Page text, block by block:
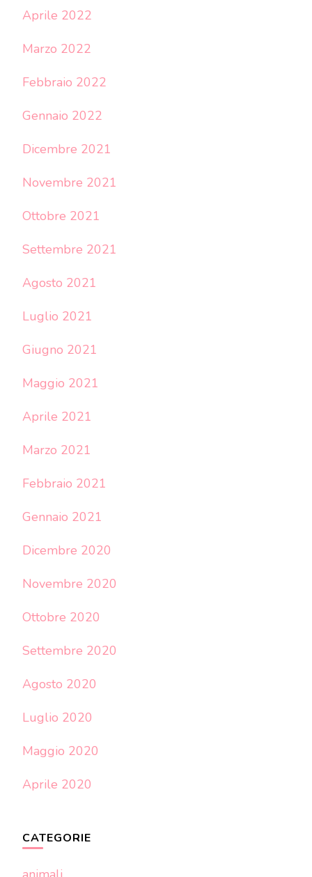
Aprile 2022
Marzo 2022
Febbraio 2022
Gennaio 2022
Dicembre 2021
Novembre 2021
Ottobre 2021
Settembre 2021
Agosto 2021
Luglio 2021
Giugno 2021
Maggio 2021
Aprile 2021
Marzo 2021
Febbraio 2021
Gennaio 2021
Dicembre 2020
Novembre 2020
Ottobre 2020
Settembre 2020
Agosto 2020
Luglio 2020
Maggio 2020
Aprile 2020
CATEGORIE